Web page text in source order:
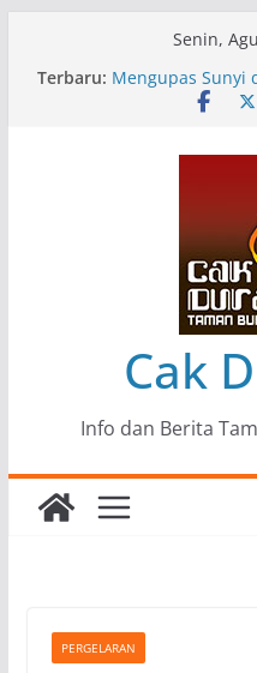
Senin,
Terbaru: Pameran
Kota Blitar :
Mengupas Sunyi
Menjaga
Kunjungan Kerja
(BHS) Anggota
Pameran
“Tumbang
Derita Pekerja
Cak
Info dan Berita
PERGELARAN